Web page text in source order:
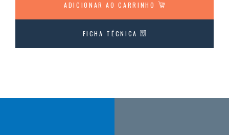
ADICIONAR AO CARRINHO
FICHA TÉCNICA